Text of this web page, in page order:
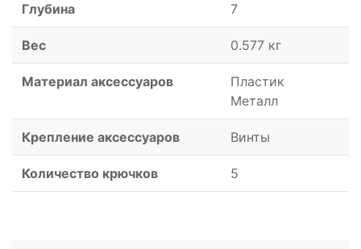
Глубина 7
Вес 0.577 кг
Материал аксессуаров
Пластик
Металл
Крепление аксессуаров Винты
Количество крючков 5